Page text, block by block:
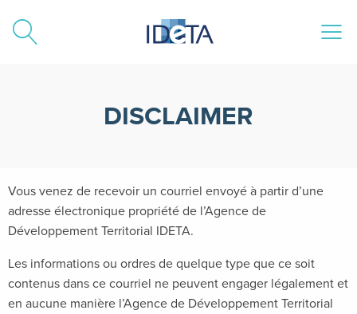
DISCLAIMER
Vous venez de recevoir un courriel envoyé à partir d’une
adresse électronique propriété de l’Agence de
Développement Territorial IDETA.
Les informations ou ordres de quelque type que ce soit
contenus dans ce courriel ne peuvent engager légalement et
en aucune manière l’Agence de Développement Territorial